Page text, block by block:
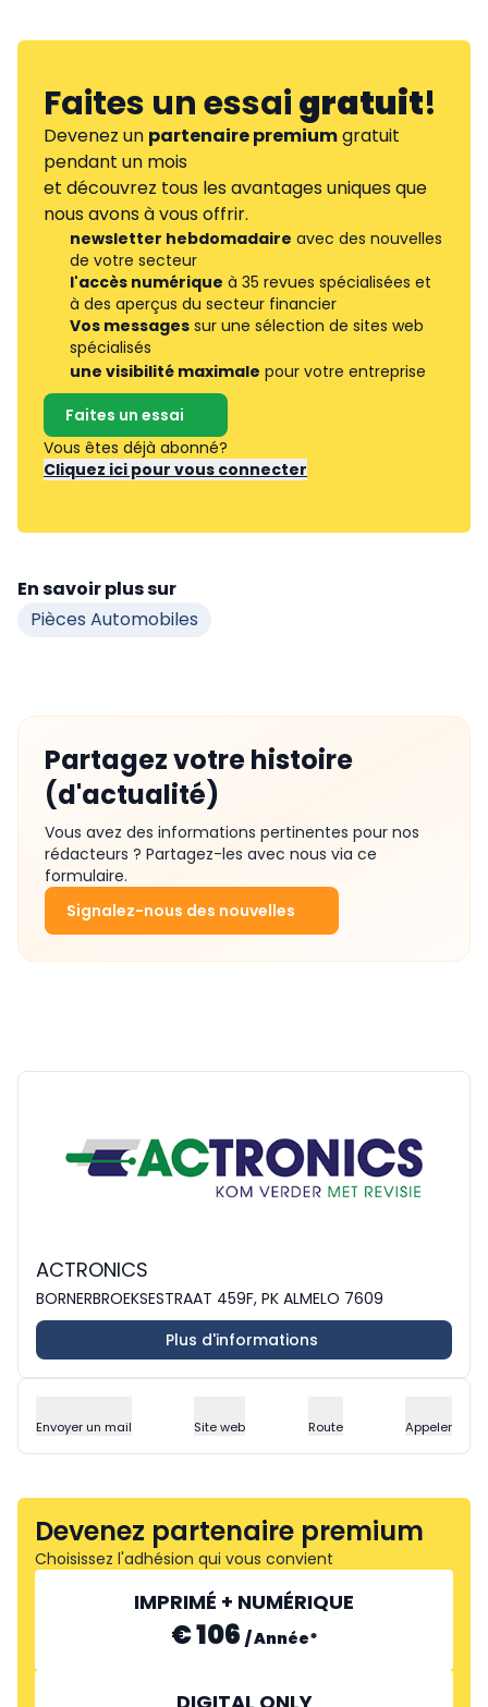
Faites un essaigratuit!
Devenez un partenaire premiumgratuit
pendant un mois
et découvrez tous les avantages uniques que
nous avons à vous offrir.
newsletter hebdomadaire avec des nouvelles
de votre secteur
l'accès numérique à 35 revues spécialisées et
à des aperçus du secteur financier
Vos messages sur une sélection de sites web
spécialisés
une visibilité maximale pour votre entreprise
Faites un essai
Vous êtes déjà abonné?
Cliquez ici pour vous connecter
En savoir plus sur
Pièces Automobiles
Partagez votre histoire
(d'actualité)
Vous avez des informations pertinentes pour nos
rédacteurs ? Partagez-les avec nous via ce
formulaire.
Signalez-nous des nouvelles
ACTRONICS
BORNERBROEKSESTRAAT 459F, PK ALMELO 7609
Plus d'informations
Envoyer un mail Site web Route Appeler
Devenez partenaire premium
Choisissez l'adhésion qui vous convient
IMPRIMÉ + NUMÉRIQUE
€ 106 /Année*